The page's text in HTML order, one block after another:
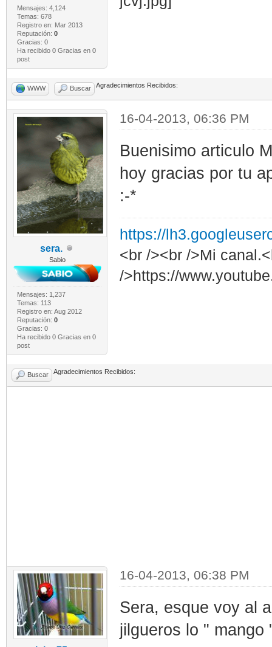
Mensajes: 4,124
Temas: 678
Registro en: Mar 2013
Reputación: 0
Gracias: 0
Ha recibido 0 Gracias en 0
post
WWW Buscar Agradecimientos Recibidos:
sera.
Sabio
Mensajes: 1,237
Temas: 113
Registro en: Aug 2012
Reputación: 0
Gracias: 0
Ha recibido 0 Gracias en 0
post
16-04-2013, 06:36 PM
Buenisimo articulo
hoy gracias por tu
:-*
https://
<br /><br />Mi
/>https://
Buscar Agradecimientos Recibidos:
16-04-2013, 06:38 PM
Sera, esque voy al
jilgueros lo "